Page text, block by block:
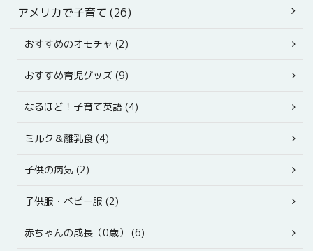
アメリカで子育て (26)
おすすめのオモチャ (2)
おすすめ育児グッズ (9)
なるほど！子育て英語 (4)
ミルク＆離乳食 (4)
子供の病気 (2)
子供服・ベビー服 (2)
赤ちゃんの成長（0歳） (6)